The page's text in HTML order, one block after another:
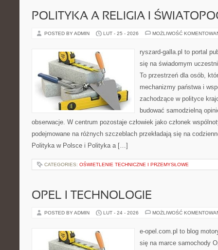
POLITYKA A RELIGIA I
POSTED BY ADMIN LUT - 25 - 2026 MOŻLIWOŚĆ
ryszard-galla.pl to portal
się na świadomym
To przestrzeń dla osób,
mechanizmy państwa i
zachodzące w polityce
budować samodzielną
obserwacje. W centrum pozostaje człowiek jako członek
podejmowane na różnych szczeblach przekładają się na
Polityka w Polsce i Polityka a […]
CATEGORIES: OŚWIETLENIE TECHNICZNE I PRZEMYSŁOWE
OPEL I TECHNOLOGIE
POSTED BY ADMIN LUT - 24 - 2026 MOŻLIWOŚĆ
e-opel.com.pl to blog
się na marce samochody